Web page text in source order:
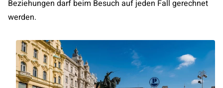
Beziehungen darf beim Besuch auf jeden Fall gerechnet
werden.